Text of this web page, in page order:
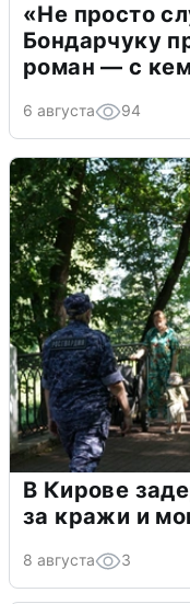
«Не просто
Бондарчуку
роман — с
6 августа 94
В Кирове
за кражи и
8 августа 3